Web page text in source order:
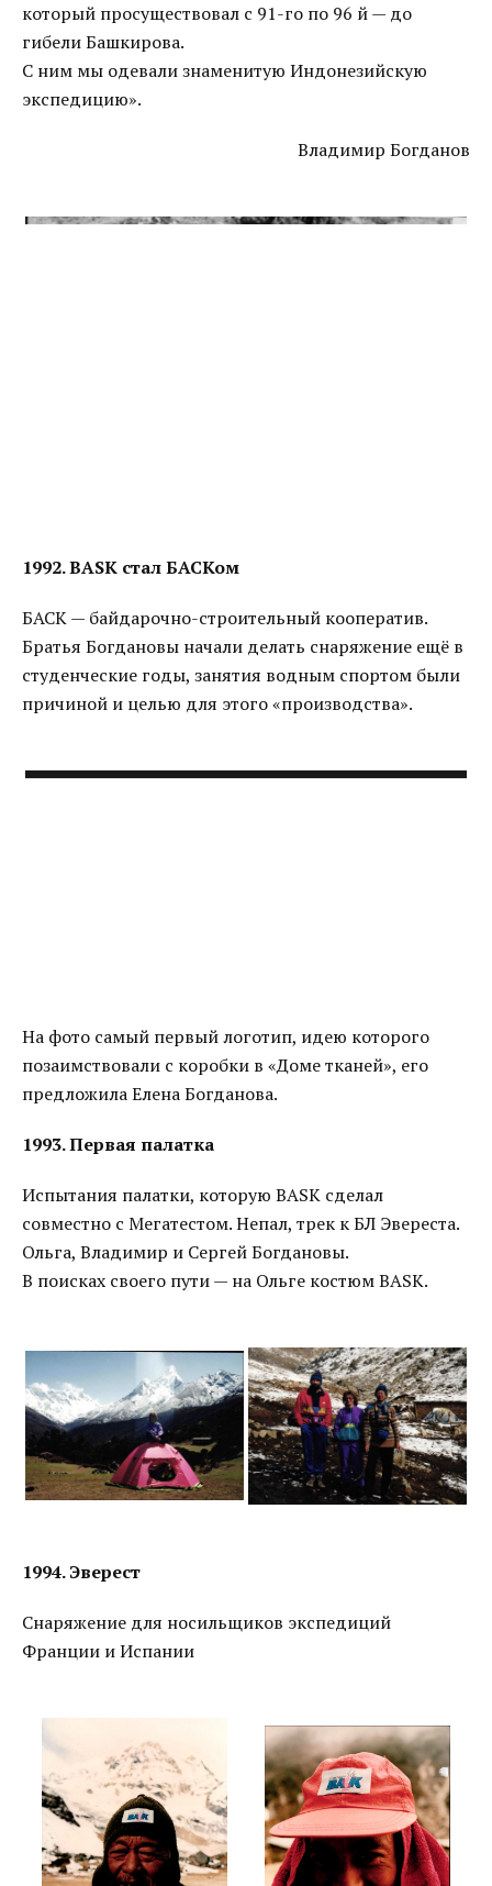
который просуществовал с 91-го по 96 й — до
гибели Башкирова.
С ним мы одевали знаменитую Индонезийскую
экспедицию».
Владимир Богданов
1992. BASK стал БАСКом
БАСК — байдарочно-строительный кооператив.
Братья Богдановы начали делать снаряжение ещё в
студенческие годы, занятия водным спортом были
причиной и целью для этого «производства».
На фото самый первый логотип, идею которого
позаимствовали с коробки в «Доме тканей», его
предложила Елена Богданова.
1993. Первая палатка
Испытания палатки, которую BASK сделал
совместно с Мегатестом. Непал, трек к БЛ Эвереста.
Ольга, Владимир и Сергей Богдановы.
В поисках своего пути — на Ольге костюм BASK.
1994. Эверест
Снаряжение для носильщиков экспедиций
Франции и Испании